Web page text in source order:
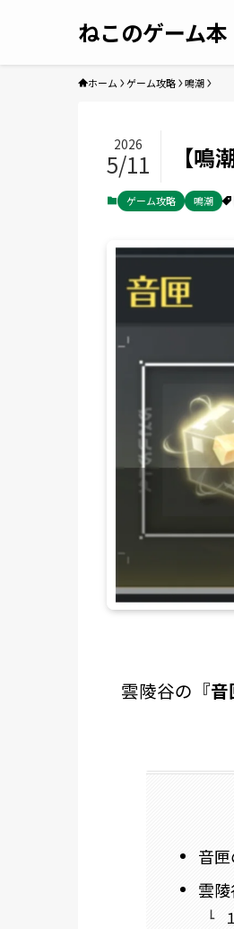
ねこのゲーム本
ホーム ゲーム攻略 鳴潮
【
2026
5/11
ゲーム攻略 鳴潮
雲陵谷の『音
音
雲